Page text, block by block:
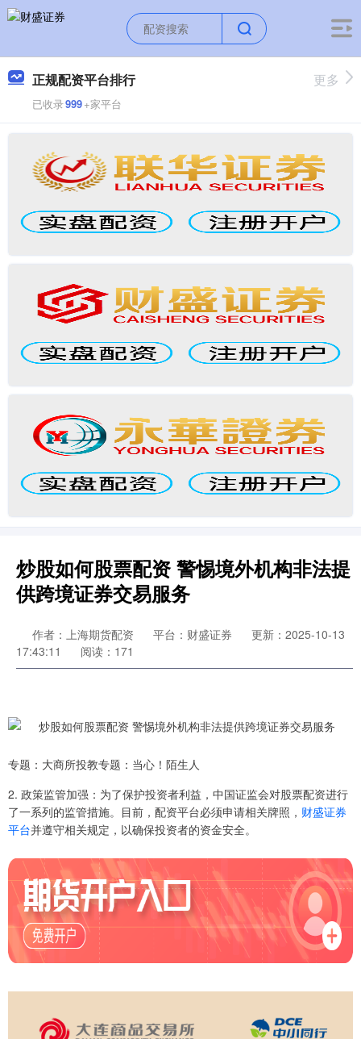
正规配资平台排行
已收录999+家平台
更多
炒股如何股票配资 警惕境外机构非法提
供跨境证券交易服务
作者：上海期货配资 平台：财盛证券
更新：2025-10-13
17:43:11
阅读：171
专题：大商所投教专题：当心！陌生人
2. 政策监管加强：为了保护投资者利益，中国证监会对股票配资进行
了一系列的监管措施。目前，配资平台必须申请相关牌照， 财盛证券
平台并遵守相关规定，以确保投资者的资金安全。